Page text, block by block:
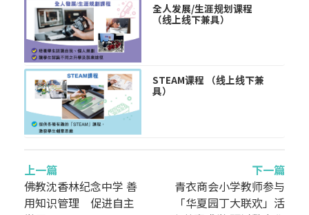
全人发展/生涯规划课程
（线上线下兼具）
STEAM课程 （线上线下兼
具）
上一篇
佛教沈香林纪念中学 善
用知识管理 促进自主
下一篇
青衣商会小学教师参与
「华夏园丁大联欢」活